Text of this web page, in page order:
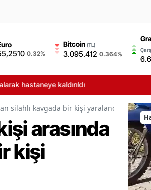
0.32%
Bitcoin (TL)
3.095.412 0.364%
kaldırıldı
silahlı kavgada bir kişi yaralandı
arasında
kişi